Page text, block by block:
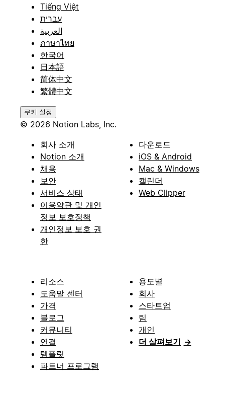
Tiếng Việt
עברית
العربية
ภาษาไทย
한국어
日本語
简体中文
繁體中文
쿠키 설정
© 2026 Notion Labs, Inc.
회사 소개
Notion 소개
채용
보안
서비스 상태
이용약관 및 개인
정보 보호정책
개인정보 보호 권
한
다운로드
iOS & Android
Mac & Windows
캘린더
Web Clipper
리소스
도움말 센터
가격
블로그
커뮤니티
연결
템플릿
파트너 프로그램
용도별
회사
스타트업
팀
개인
더 살펴보기 →